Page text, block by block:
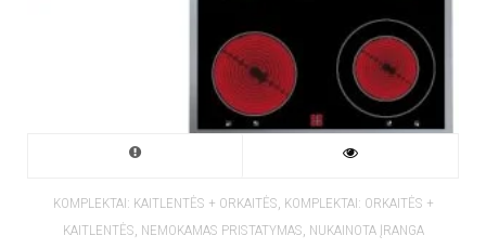
KOMPLEKTAI: KAITLENTĖS + ORKAITĖS KOMPLEKTAI: ORKAITĖS +
KAITLENTĖS NEMOKAMAS PRISTATYMAS NUKAINOTA ĮRANGA